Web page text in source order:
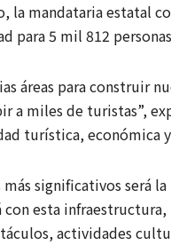
la mandataria estatal
para 5 mil 812
áreas para construir
a miles de turistas”,
turística, económica
significativos será
con esta
actividades